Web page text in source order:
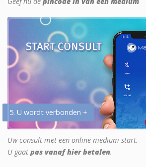
5. U wordt verbonden +
Uw consult met een online medium start.
U gaat pas vanaf hier betalen.